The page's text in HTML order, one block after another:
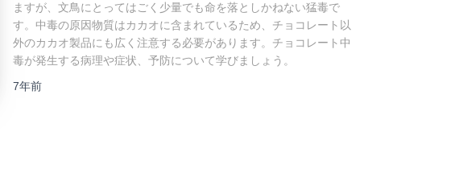
ますが、文鳥にとってはごく少量でも命を落としかねない猛毒で
す。中毒の原因物質はカカオに含まれているため、チョコレート以
外のカカオ製品にも広く注意する必要があります。チョコレート中
毒が発生する病理や症状、予防について学びましょう。
7年前